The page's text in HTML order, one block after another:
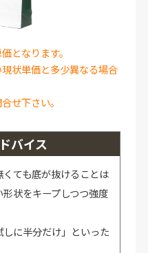
となります。
状単価と多少異なる場合
せ下さい。
バイス
ても底が抜けることは
状をキープしつつ強度
に半分だけ」といった